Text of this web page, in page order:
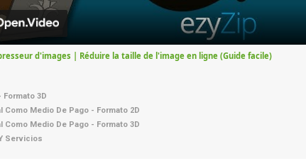
d'images | Réduire la taille de l'image en ligne (Guide facile)
Formato 3D
Como Medio De Pago - Formato 2D
Como Medio De Pago - Formato 3D
Servicios